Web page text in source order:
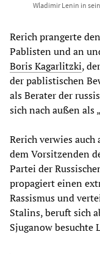
Wladimir Lenin in
Rerich prangerte
Pablisten und an
Boris Kagarlitzki,
der pablistischen
als Berater der
sich nach außen als
Rerich verwies
dem Vorsitzenden
Partei der
propagiert einen
Rassismus und
Stalins, beruft sich
Sjuganow besuchte